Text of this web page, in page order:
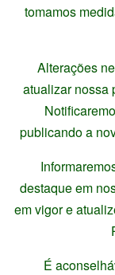
tomamos
Alterações
atualizar nossa
publicando a
destaque em
em vigor e
É